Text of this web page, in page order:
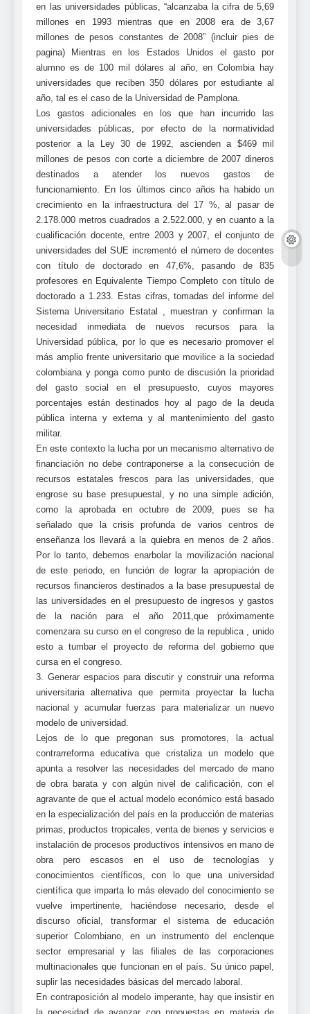
en las universidades públicas, “alcanzaba la cifra de 5,69
millones en 1993 mientras que en 2008 era de 3,67
millones de pesos constantes de 2008” (incluir pies de
pagina) Mientras en los Estados Unidos el gasto por
alumno es de 100 mil dólares al año, en Colombia hay
universidades que reciben 350 dólares por estudiante al
año, tal es el caso de la Universidad de Pamplona.
Los gastos adicionales en los que han incurrido las
universidades públicas, por efecto de la normatividad
posterior a la Ley 30 de 1992, ascienden a $469 mil
millones de pesos con corte a diciembre de 2007 dineros
destinados a atender los nuevos gastos de
funcionamiento. En los últimos cinco años ha habido un
crecimiento en la infraestructura del 17 %, al pasar de
2.178.000 metros cuadrados a 2.522.000, y en cuanto a la
cualificación docente, entre 2003 y 2007, el conjunto de
universidades del SUE incrementó el número de docentes
con título de doctorado en 47,6%, pasando de 835
profesores en Equivalente Tiempo Completo con título de
doctorado a 1.233. Estas cifras, tomadas del informe del
Sistema Universitario Estatal , muestran y confirman la
necesidad inmediata de nuevos recursos para la
Universidad pública, por lo que es necesario promover el
más amplio frente universitario que movilice a la sociedad
colombiana y ponga como punto de discusión la prioridad
del gasto social en el presupuesto, cuyos mayores
porcentajes están destinados hoy al pago de la deuda
pública interna y externa y al mantenimiento del gasto
militar.
En este contexto la lucha por un mecanismo alternativo de
financiación no debe contraponerse a la consecución de
recursos estatales frescos para las universidades, que
engrose su base presupuestal, y no una simple adición,
como la aprobada en octubre de 2009, pues se ha
señalado que la crisis profunda de varios centros de
enseñanza los llevará a la quiebra en menos de 2 años.
Por lo tanto, debemos enarbolar la movilización nacional
de este periodo, en función de lograr la apropiación de
recursos financieros destinados a la base presupuestal de
las universidades en el presupuesto de ingresos y gastos
de la nación para el año 2011,que próximamente
comenzara su curso en el congreso de la republica , unido
esto a tumbar el proyecto de reforma del gobierno que
cursa en el congreso.
3. Generar espacios para discutir y construir una reforma
universitaria alternativa que permita proyectar la lucha
nacional y acumular fuerzas para materializar un nuevo
modelo de universidad.
Lejos de lo que pregonan sus promotores, la actual
contrarreforma educativa que cristaliza un modelo que
apunta a resolver las necesidades del mercado de mano
de obra barata y con algún nivel de calificación, con el
agravante de que el actual modelo económico está basado
en la especialización del país en la producción de materias
primas, productos tropicales, venta de bienes y servicios e
instalación de procesos productivos intensivos en mano de
obra pero escasos en el uso de tecnologías y
conocimientos científicos, con lo que una universidad
científica que imparta lo más elevado del conocimiento se
vuelve impertinente, haciéndose necesario, desde el
discurso oficial, transformar el sistema de educación
superior Colombiano, en un instrumento del enclenque
sector empresarial y las filiales de las corporaciones
multinacionales que funcionan en el país. Su único papel,
suplir las necesidades básicas del mercado laboral.
En contraposición al modelo imperante, hay que insistir en